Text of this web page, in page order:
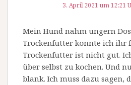
3. April 2021 um 12:21
Mein Hund nahm ungern
Trockenfutter konnte ich ihr
Trockenfutter ist nicht gut.
über selbst zu kochen. Und
blank. Ich muss dazu sagen,